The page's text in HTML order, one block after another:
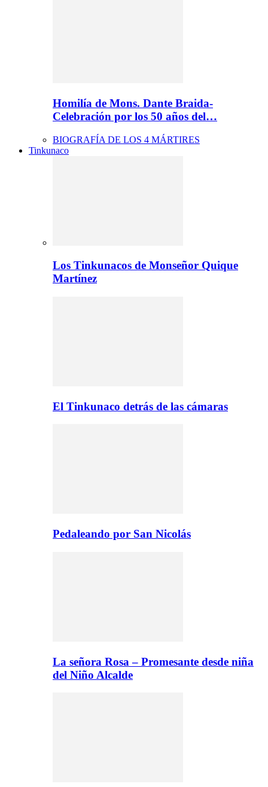
Homilía de Mons. Dante Braida-
Celebración por los 50 años del…
BIOGRAFÍA DE LOS 4 MÁRTIRES
Tinkunaco
Los Tinkunacos de Monseñor Quique
Martínez
El Tinkunaco detrás de las cámaras
Pedaleando por San Nicolás
La señora Rosa – Promesante desde niña
del Niño Alcalde